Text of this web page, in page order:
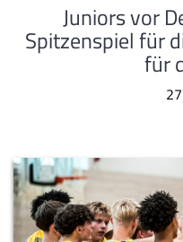
Juniors vor
Spitzenspiel für
für